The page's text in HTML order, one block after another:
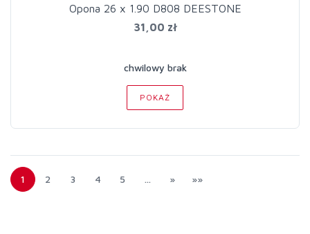
Opona 26 x 1.90 D808 DEESTONE
31,00 zł
chwilowy brak
POKAŻ
1 2 3 4 5 … » »»